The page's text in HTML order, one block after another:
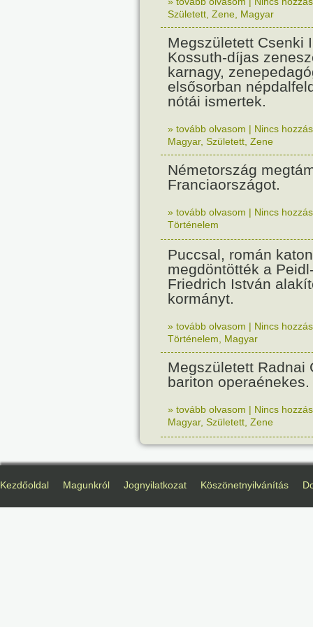
Született Zene Magyar
Megszületett Csenki
Kossuth-díjas
karnagy,
elsősorban
nótái ismertek.
» tovább olvasom | Nincs
Magyar, Született Zene
Németország
Franciaországot.
» tovább olvasom | Nincs
Történelem
Puccsal, román
megdöntötték a
Friedrich István
kormányt.
» tovább olvasom | Nincs
Történelem
Magyar
Megszületett Radnai
bariton operaénekes.
» tovább olvasom | Nincs
Magyar, Született Zene
Kezdőoldal Magunkról Jognyilatkozat Köszönetnyilvánítás